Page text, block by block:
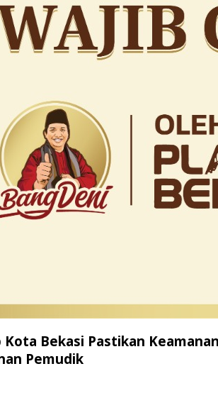
Kota Bekasi Pastikan
Pemudik